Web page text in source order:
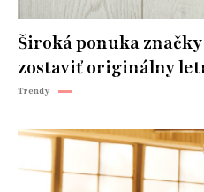
Široká ponuka
zostaviť originálny
Trendy